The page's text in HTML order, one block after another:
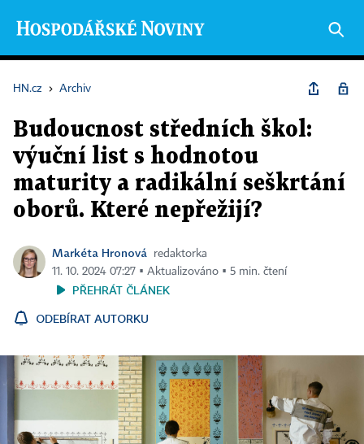
HN.cz › Archiv
Budoucnost středních škol:
výuční list s hodnotou
maturity a radikální seškrtání
oborů. Které nepřežijí?
Markéta Hronová
redaktorka
11. 10. 2024 07:27 ▪ Aktualizováno ▪ 5 min. čtení
PŘEHRÁT ČLÁNEK
ODEBÍRAT AUTORKU